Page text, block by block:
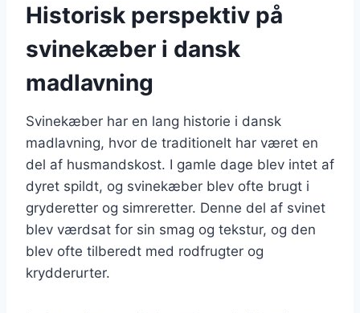
Historisk perspektiv på
svinekæber i dansk
madlavning
Svinekæber har en lang historie i dansk
madlavning, hvor de traditionelt har været en
del af husmandskost. I gamle dage blev intet af
dyret spildt, og svinekæber blev ofte brugt i
gryderetter og simreretter. Denne del af svinet
blev værdsat for sin smag og tekstur, og den
blev ofte tilberedt med rodfrugter og
krydderurter.